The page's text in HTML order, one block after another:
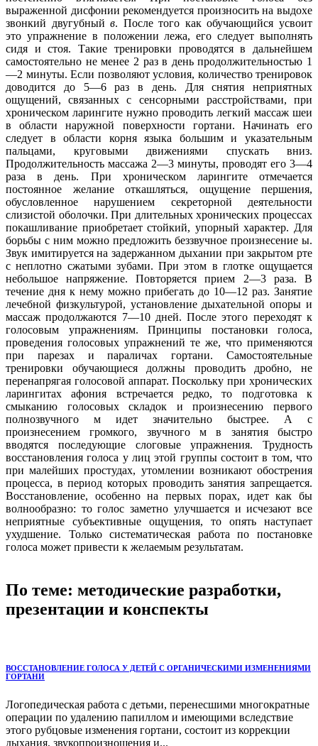
выраженной дисфонии рекомендуется произносить на выдохе
звонкий двугубныйв. После того как обучающийся усвоит
это упражнение в положении лежа, его следует выполнять
сидя и стоя. Такие тренировки проводятся в дальнейшем
самостоятельно не менее 2 раз в день продолжительностью 1
—2 минуты. Если позволяют условия, количество тренировок
доводится до 5—6 раз в день. Для снятия неприятных
ощущений, связанных с сенсорными расстройствами, при
хроническом ларингите нужно проводить легкий массаж шеи
в области наружной поверхности гортани. Начинать его
следует в области корня языка большим и указательным
пальцами, круговыми движениями спускать вниз.
Продолжительность массажа 2—3 минуты, проводят его 3—4
раза в день. При хроническом ларингите отмечается
постоянное желание откашляться, ощущение першения,
обусловленное нарушением секреторной деятельности
слизистой оболочки. При длительных хронических процессах
покашливание приобретает стойкий, упорный характер. Для
борьбы с ним можно предложить беззвучное произнесение ы.
Звук имитируется на задержанном дыхании при закрытом рте
с неплотно сжатыми зубами. При этом в глотке ощущается
небольшое напряжение. Повторяется прием 2—3 раза. В
течение дня к нему можно прибегать до 10—12 раз. Занятие
лечебной физкультурой, установление дыхательной опоры и
массаж продолжаются 7—10 дней. После этого переходят к
голосовым упражнениям. Принципы постановки голоса,
проведения голосовых упражнений те же, что применяются
при парезах и параличах гортани. Самостоятельные
тренировки обучающиеся должны проводить дробно, не
перенапрягая голосовой аппарат. Поскольку при хронических
ларингитах афония встречается редко, то подготовка к
смыканию голосовых складок и произнесению первого
полнозвучного м идет значительно быстрее. А с
произнесением громкого, звучного м в занятия быстро
вводятся последующие слоговые упражнения. Трудность
восстановления голоса у лиц этой группы состоит в том, что
при малейших простудах, утомлении возникают обострения
процесса, в период которых проводить занятия запрещается.
Восстановление, особенно на первых порах, идет как бы
волнообразно: то голос заметно улучшается и исчезают все
неприятные субъективные ощущения, то опять наступает
ухудшение. Только систематическая работа по постановке
голоса может привести к желаемым результатам.
По теме: методические разработки,
презентации и конспекты
ВОССТАНОВЛЕНИЕ ГОЛОСА У ДЕТЕЙ С ОРГАНИЧЕСКИМИ ИЗМЕНЕНИЯМИ
ГОРТАНИ
Логопедическая работа с детьми, перенесшими многократные
операции по удалению папиллом и имеющими вследствие
этого рубцовые изменения гортани, состоит из коррекции
дыхания, звукопроизношения и...